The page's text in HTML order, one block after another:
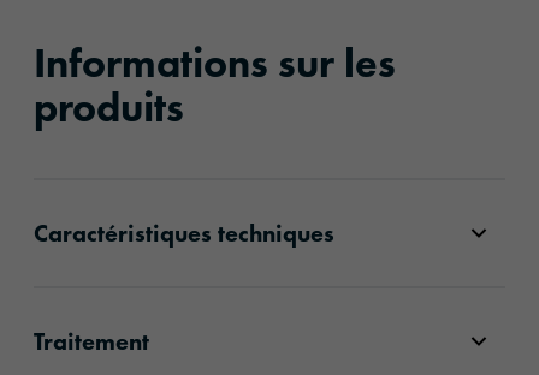
Informations sur les
produits
Caractéristiques techniques
Traitement